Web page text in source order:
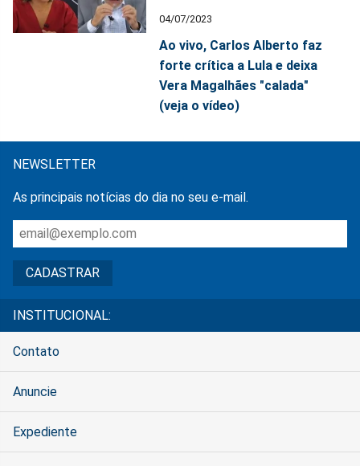
04/07/2023
Ao vivo, Carlos Alberto faz
forte crítica a Lula e deixa
Vera Magalhães "calada"
(veja o vídeo)
NEWSLETTER
As principais notícias do dia no seu e-mail.
INSTITUCIONAL:
Contato
Anuncie
Expediente